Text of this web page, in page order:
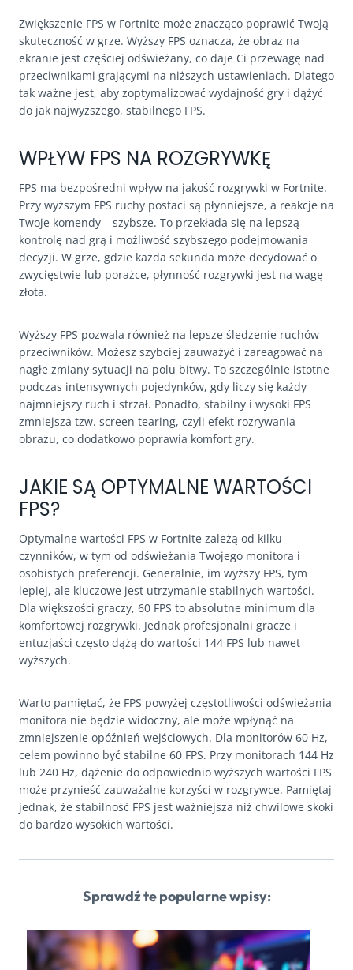
Zwiększenie FPS w Fortnite może znacząco poprawić Twoją
skuteczność w grze. Wyższy FPS oznacza, że obraz na
ekranie jest częściej odświeżany, co daje Ci przewagę nad
przeciwnikami grającymi na niższych ustawieniach. Dlatego
tak ważne jest, aby zoptymalizować wydajność gry i dążyć
do jak najwyższego, stabilnego FPS.
WPŁYW FPS NA ROZGRYWKĘ
FPS ma bezpośredni wpływ na jakość rozgrywki w Fortnite.
Przy wyższym FPS ruchy postaci są płynniejsze, a reakcje na
Twoje komendy – szybsze. To przekłada się na lepszą
kontrolę nad grą i możliwość szybszego podejmowania
decyzji. W grze, gdzie każda sekunda może decydować o
zwycięstwie lub porażce, płynność rozgrywki jest na wagę
złota.
Wyższy FPS pozwala również na lepsze śledzenie ruchów
przeciwników. Możesz szybciej zauważyć i zareagować na
nagłe zmiany sytuacji na polu bitwy. To szczególnie istotne
podczas intensywnych pojedynków, gdy liczy się każdy
najmniejszy ruch i strzał. Ponadto, stabilny i wysoki FPS
zmniejsza tzw. screen tearing, czyli efekt rozrywania
obrazu, co dodatkowo poprawia komfort gry.
JAKIE SĄ OPTYMALNE WARTOŚCI
FPS?
Optymalne wartości FPS w Fortnite zależą od kilku
czynników, w tym od odświeżania Twojego monitora i
osobistych preferencji. Generalnie, im wyższy FPS, tym
lepiej, ale kluczowe jest utrzymanie stabilnych wartości.
Dla większości graczy, 60 FPS to absolutne minimum dla
komfortowej rozgrywki. Jednak profesjonalni gracze i
entuzjaści często dążą do wartości 144 FPS lub nawet
wyższych.
Warto pamiętać, że FPS powyżej częstotliwości odświeżania
monitora nie będzie widoczny, ale może wpłynąć na
zmniejszenie opóźnień wejściowych. Dla monitorów 60 Hz,
celem powinno być stabilne 60 FPS. Przy monitorach 144 Hz
lub 240 Hz, dążenie do odpowiednio wyższych wartości FPS
może przynieść zauważalne korzyści w rozgrywce. Pamiętaj
jednak, że stabilność FPS jest ważniejsza niż chwilowe skoki
do bardzo wysokich wartości.
Sprawdź te popularne wpisy: